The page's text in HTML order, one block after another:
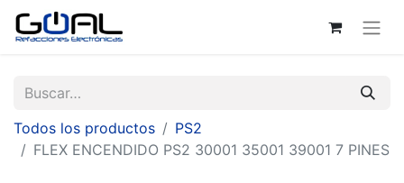
Todos los productos
PS2
FLEX ENCENDIDO PS2 30001 35001 39001 7 PINES